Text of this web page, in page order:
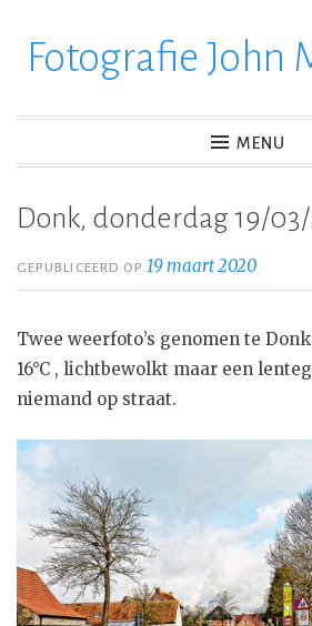
verderFotografie John
MENU
Donk, donderdag 19/
GEPUBLICEERD OP19 maart 2020
Twee weerfoto’s genomen te
16°C , lichtbewolkt maar een
niemand op straat.